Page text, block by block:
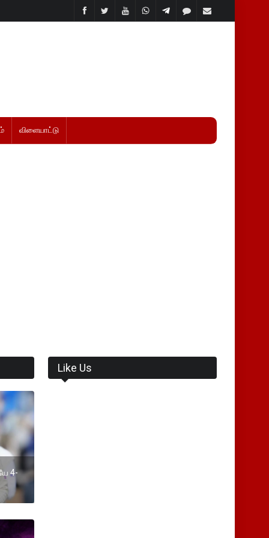
விளையாட்டு
4-
Like Us